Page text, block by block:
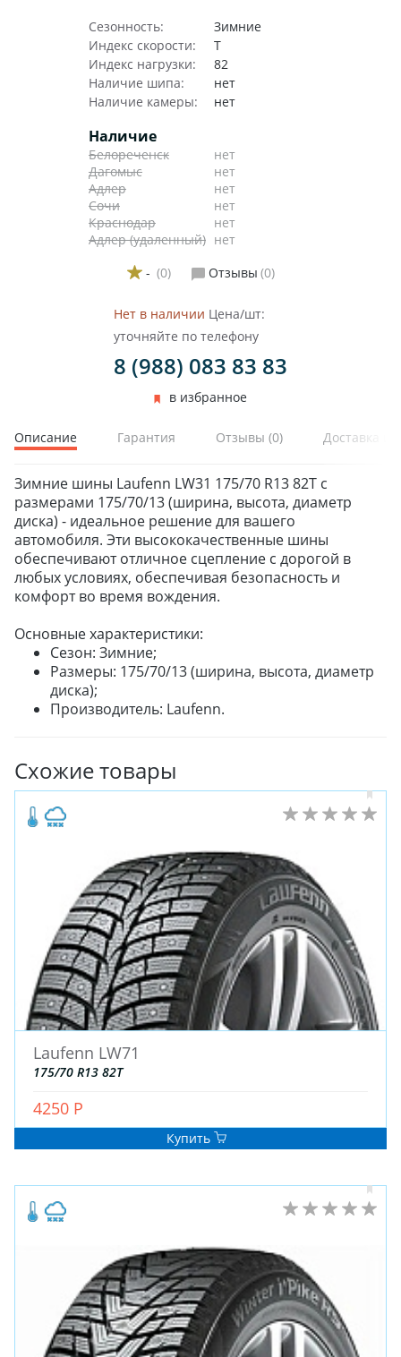
ЛЕТНИЕ
ВСЕСЕЗОННЫЕ
ЛИТЫЕ
ШТАМПОВАНЫЕ
ДЛЯ ГРУЗОВЫХ АВТО
Сезонность:
Зимние
Индекс скорости:
T
Индекс нагрузки:
82
Наличие шипа:
нет
Наличие камеры:
нет
Наличие
Белореченск
нет
Дагомыс
нет
Адлер
нет
Сочи
нет
Краснодар
нет
Адлер (удаленный) нет
- (0) Отзывы (0)
Нет в наличии Цена/шт:
уточняйте по телефону
8 (988) 083 83 83
в избранное
Описание Гарантия Отзывы (0) Доставка и
Зимние шины Laufenn LW31 175/70 R13 82T с
размерами 175/70/13 (ширина, высота, диаметр
диска) - идеальное решение для вашего
автомобиля. Эти высококачественные шины
обеспечивают отличное сцепление с дорогой в
любых условиях, обеспечивая безопасность и
комфорт во время вождения.
Основные характеристики:
Сезон: Зимние;
Размеры: 175/70/13 (ширина, высота, диаметр
диска);
Производитель: Laufenn.
Схожие товары
Laufenn LW71
175/70 R13 82T
4250 Р
Купить